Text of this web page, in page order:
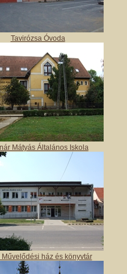
Tavirózsa Óvoda
Mátyás Általános Iskola
Művelődési ház és könyvtár